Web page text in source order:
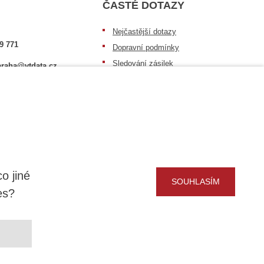
jiné
SOUHLASÍM
771
ČASTÉ DOTAZY
Nejčastější dotazy
Dopravní podmínky
Sledování zásilek